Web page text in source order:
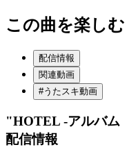
この曲を楽しむ
配信情報
関連動画
#うたスキ動画
"HOTEL -アルバム
配信情報